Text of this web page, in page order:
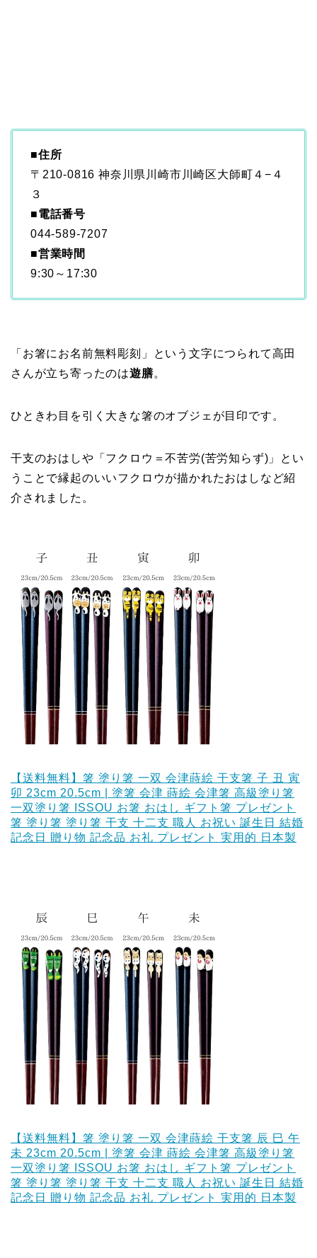
■住所
〒210-0816 神奈川県川崎市川崎区大師町４−４
３
■電話番号
044-589-7207
■営業時間
9:30～17:30
「お箸にお名前無料彫刻」という文字につられて高田
さんが立ち寄ったのは遊膳。
ひときわ目を引く大きな箸のオブジェが目印です。
干支のおはしや「フクロウ＝不苦労(苦労知らず)」とい
うことで縁起のいいフクロウが描かれたおはしなど紹
介されました。
【送料無料】箸 塗り箸 一双 会津蒔絵 干支箸 子 丑 寅
卯 23cm 20.5cm | 塗箸 会津 蒔絵 会津箸 高級塗り箸
一双塗り箸 ISSOU お箸 おはし ギフト箸 プレゼント
箸 塗り箸 塗り箸 干支 十二支 職人 お祝い 誕生日 結婚
記念日 贈り物 記念品 お礼 プレゼント 実用的 日本製
【送料無料】箸 塗り箸 一双 会津蒔絵 干支箸 辰 巳 午
未 23cm 20.5cm | 塗箸 会津 蒔絵 会津箸 高級塗り箸
一双塗り箸 ISSOU お箸 おはし ギフト箸 プレゼント
箸 塗り箸 塗り箸 干支 十二支 職人 お祝い 誕生日 結婚
記念日 贈り物 記念品 お礼 プレゼント 実用的 日本製